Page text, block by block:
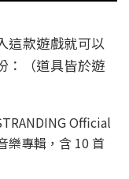
這款遊戲就可以
：（道具皆於遊
Official
樂專輯，含 10 首